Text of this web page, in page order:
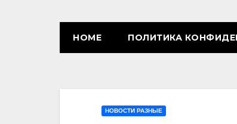
HOME ПОЛИТИКА
НОВОСТИ РАЗНЫЕ